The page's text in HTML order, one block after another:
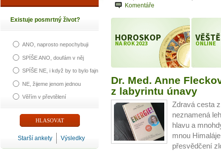
Existuje posmrtný život?
ANO, naprosto nepochybuji
SPÍŠE ANO, doufám v něj
SPÍŠE NE, i když by to bylo fajn
NE, žijeme jenom jednou
Věřím v převtělení
Starší ankety Výsledky
Komentáře
HOROSKOP
NA ROK 2023 ONLINE
Dr. Med. Anne
z labyrintu únavy
Zdravá cesta
neznamená
hlavu a
mnou
přesvědčení